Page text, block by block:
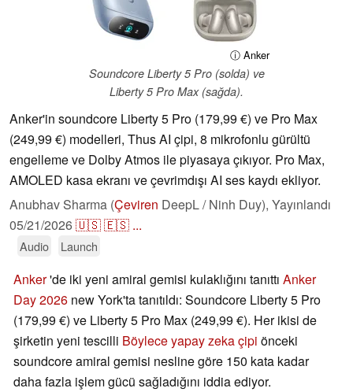
ⓘ Anker
Soundcore Liberty 5 Pro (solda) ve
Liberty 5 Pro Max (sağda).
Anker'in soundcore Liberty 5 Pro (179,99 €) ve Pro Max
(249,99 €) modelleri, Thus AI çipi, 8 mikrofonlu gürültü
engelleme ve Dolby Atmos ile piyasaya çıkıyor. Pro Max,
AMOLED kasa ekranı ve çevrimdışı AI ses kaydı ekliyor.
Anubhav Sharma (Çeviren DeepL / Ninh Duy), Yayınlandı
05/21/2026🇺🇸🇪🇸 ...
Audio Launch
Anker'de iki yeni amiral gemisi kulaklığını tanıttı Anker
Day 2026 new York'ta tanıtıldı: Soundcore Liberty 5 Pro
(179,99 €) ve Liberty 5 Pro Max (249,99 €). Her ikisi de
şirketin yeni tescilli Böylece yapay zeka çipi önceki
soundcore amiral gemisi nesline göre 150 kata kadar
daha fazla işlem gücü sağladığını iddia ediyor.